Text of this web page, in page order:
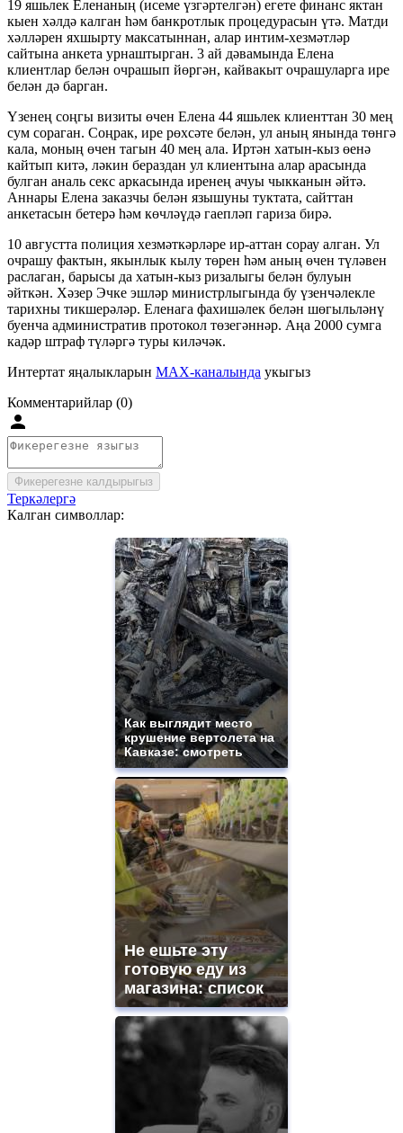
19 яшьлек Еленаның (исеме үзгәртелгән) егете финанс яктан
кыен хәлдә калган һәм банкротлык процедурасын үтә. Матди
хәлләрен яхшырту максатыннан, алар интим-хезмәтләр
сайтына анкета урнаштырган. 3 ай дәвамында Елена
клиентлар белән очрашып йөргән, кайвакыт очрашуларга ире
белән дә барган.
Үзенең соңгы визиты өчен Елена 44 яшьлек клиенттан 30 мең
сум сораган. Соңрак, ире рөхсәте белән, ул аның янында төнгә
кала, моның өчен тагын 40 мең ала. Иртән хатын-кыз өенә
кайтып китә, ләкин бераздан ул клиентына алар арасында
булган аналь секс аркасында иренең ачуы чыкканын әйтә.
Аннары Елена заказчы белән язышуны туктата, сайттан
анкетасын бетерә һәм көчләүдә гаепләп гариза бирә.
10 августта полиция хезмәткәрләре ир-аттан сорау алган. Ул
очрашу фактын, якынлык кылу төрен һәм аның өчен түләвен
раслаган, барысы да хатын-кыз ризалыгы белән булуын
әйткән. Хәзер Эчке эшләр министрлыгында бу үзенчәлекле
тарихны тикшерәләр. Еленага фахишәлек белән шөгыльләнү
буенча административ протокол төзегәннәр. Аңа 2000 сумга
кадәр штраф түләргә туры киләчәк.
Интертат яңалыкларын MAX-каналында укыгыз
Комментарийлар (0)
Фикерегезне калдырыгыз
Теркәлергә
Калган символлар:
Как выглядит место
крушение вертолета на
Кавказе: смотреть
Не ешьте эту
готовую еду из
магазина: список